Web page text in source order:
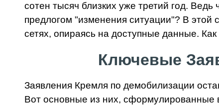
сотен тысяч близких уже третий год.
предлогом "изменения ситуации"? В
сетях, опираясь на доступные данные.
Ключевые
Заявления Кремля по демобилизации
Вот основные из них, сформулированные